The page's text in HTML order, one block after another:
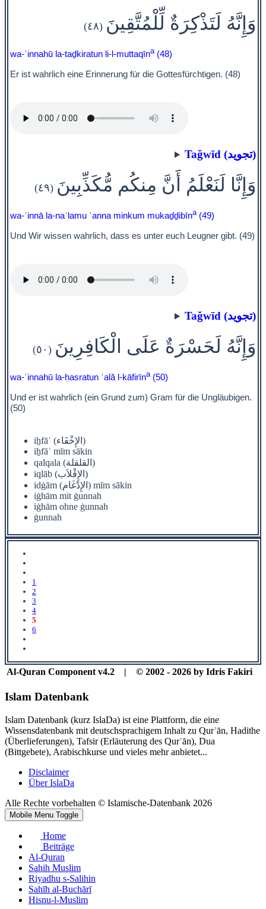
وَإِنَّهُ لَتَذْكِرَةٌ لِّلْمُتَّقِينَ (٤٨)
wa-ʾinnahū la-taḏkiratun li-l-muttaqīna(48)
Er ist wahrlich eine Erinnerung für die Gottesfürchtigen. (48)
Taǧwīd (تجويد)
وَإِنَّا لَنَعْلَمُ أَنَّ مِنكُم مُّكَذِّبِينَ (٤٩)
wa-ʾinnā la-naʿlamu ʾanna minkum mukaḏḏibīna(49)
Und Wir wissen wahrlich, dass es unter euch Leugner gibt. (49)
Taǧwīd (تجويد)
وَإِنَّهُ لَحَسْرَةٌ عَلَى الْكَافِرِينَ (٥٠)
wa-ʾinnahū la-ḥasratun ʿală l-kāfirīna(50)
Und er ist wahrlich (ein Grund zum) Gram für die Ungläubigen.
(50)
iẖfāʾ (الإِخْفَاء)
iẖfāʾ mīm sākin
qalqala (القلقلة)
iqlāb (الإِقْلاَب)
idġām (الإِدْغَام) mīm sākin
iġhām mit ġunnah
iġhām ohne ġunnah
ġunnah
1
2
3
4
5
6
Al-Quran Component v4.2 | © 2002 - 2026 by Idris Fakiri
Islam Datenbank
Islam Datenbank (kurz IslaDa) ist eine Plattform, die eine
Wissensdatenbank mit deutschsprachigem Inhalt zu Qurʾān, Hadithe
(Überlieferungen), Tafsir (Erläuterung des Qurʾān), Dua
(Bittgebete), Arabischkurse und vieles mehr anbietet...
Disclaimer
Über IslaDa
Alle Rechte vorbehalten © Islamische-Datenbank 2026
Mobile Menu Toggle
Home
Beiträge
Al-Quran
Sahih Muslim
Riyadhu s-Salihin
Sahīh al-Buchārī
Hisnu-l-Muslim